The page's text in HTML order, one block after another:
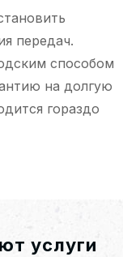
передач.
способом
на долгую
гораздо
услуги